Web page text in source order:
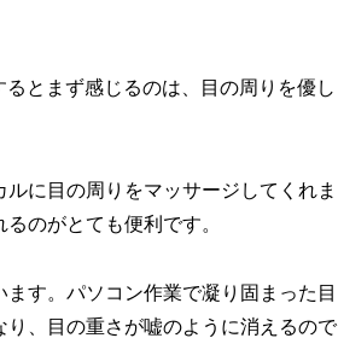
るとまず感じるのは、目の周りを優し
に目の周りをマッサージしてくれま
のがとても便利です。
す。パソコン作業で凝り固まった目
、目の重さが嘘のように消えるので